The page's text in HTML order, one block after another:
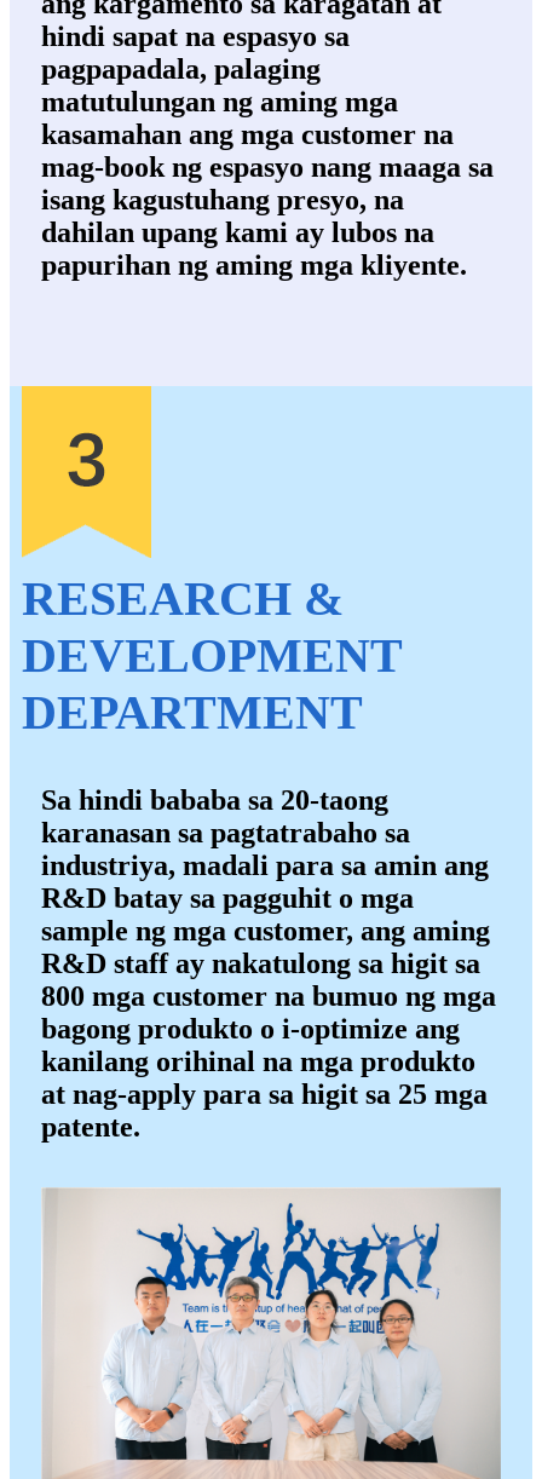
hindi sapat na espasyo sa
pagpapadala, palaging
matutulungan ng aming mga
kasamahan ang mga customer na
mag-book ng espasyo nang maaga sa
isang kagustuhang presyo, na
dahilan upang kami ay lubos na
papurihan ng aming mga kliyente.
RESEARCH &
DEVELOPMENT
DEPARTMENT
Sa hindi bababa sa 20-taong
karanasan sa pagtatrabaho sa
industriya, madali para sa amin ang
R&D batay sa pagguhit o mga
sample ng mga customer, ang aming
R&D staff ay nakatulong sa higit sa
800 mga customer na bumuo ng mga
bagong produkto o i-optimize ang
kanilang orihinal na mga produkto
at nag-apply para sa higit sa 25 mga
patente.